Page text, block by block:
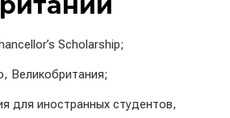
Scholarship;
Великобритания;
для иностранных студентов,